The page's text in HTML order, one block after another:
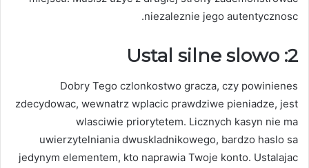
niezaleznie jego autentycznosc.
2: Ustal silne slowo
Dobry Tego czlonkostwo gracza, czy powinienes
zdecydowac, wewnatrz wplacic prawdziwe pieniadze, jest
wlasciwie priorytetem. Licznych kasyn nie ma
uwierzytelniania dwuskladnikowego, bardzo haslo sa
jedynym elementem, kto naprawia Twoje konto. Ustalajac